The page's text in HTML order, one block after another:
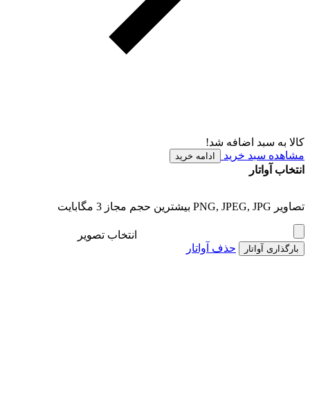
کالا به سبد اضافه شد!
مشاهده سبد خرید
ادامه خرید
انتخاب آواتار
تصاویر PNG, JPEG, JPG بیشترین حجم مجاز 3 مگابایت
انتخاب تصویر
بارگذاری آواتار حذف آواتار